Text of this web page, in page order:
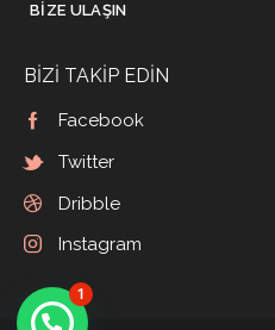
BIZE ULAŞIN
BIZI TAKIP EDIN
Facebook
Twitter
Dribble
Instagram
1